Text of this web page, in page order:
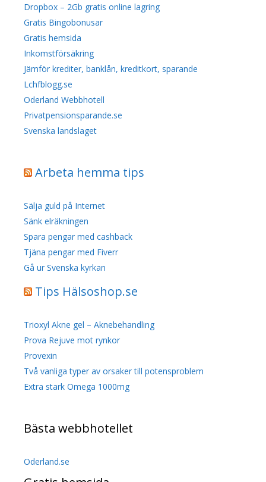
Dropbox – 2Gb gratis online lagring
Gratis Bingobonusar
Gratis hemsida
Inkomstförsäkring
Jämför krediter, banklån, kreditkort, sparande
Lchfblogg.se
Oderland Webbhotell
Privatpensionsparande.se
Svenska landslaget
Arbeta hemma tips
Sälja guld på Internet
Sänk elräkningen
Spara pengar med cashback
Tjäna pengar med Fiverr
Gå ur Svenska kyrkan
Tips Hälsoshop.se
Trioxyl Akne gel – Aknebehandling
Prova Rejuve mot rynkor
Provexin
Två vanliga typer av orsaker till potensproblem
Extra stark Omega 1000mg
Bästa webbhotellet
Oderland.se